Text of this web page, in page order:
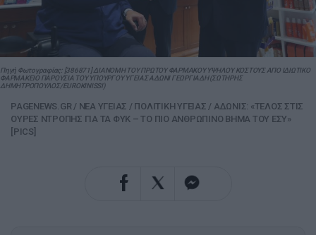
Πηγή Φωτογραφίας: [386871] ΔΙΑΝΟΜΗ ΤΟΥ ΠΡΩΤΟΥ ΦΑΡΜΑΚΟΥ ΥΨΗΛΟΥ ΚΟΣΤΟΥΣ ΑΠΟ ΙΔΙΩΤΙΚΟ
ΦΑΡΜΑΚΕΙΟ ΠΑΡΟΥΣΙΑ ΤΟΥ ΥΠΟΥΡΓΟΥ ΥΓΕΙΑΣ ΑΔΩΝΙ ΓΕΩΡΓΙΑΔΗ (ΣΩΤΗΡΗΣ
ΔΗΜΗΤΡΟΠΟΥΛΟΣ/EUROKINISSI)
PAGENEWS.GR / ΝΕΑ ΥΓΕΙΑΣ / ΠΟΛΙΤΙΚΗ ΥΓΕΙΑΣ / ΑΔΩΝΙΣ: «ΤΕΛΟΣ ΣΤΙΣ
ΟΥΡΕΣ ΝΤΡΟΠΗΣ ΓΙΑ ΤΑ ΦΥΚ – ΤΟ ΠΙΟ ΑΝΘΡΩΠΙΝΟ ΒΗΜΑ ΤΟΥ ΕΣΥ»
[PICS]